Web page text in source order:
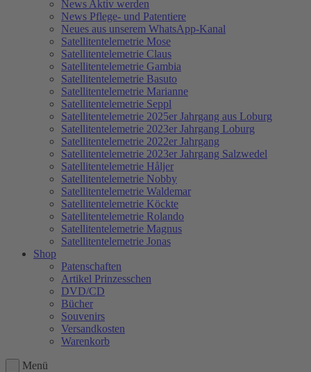
News Aktiv werden
News Pflege- und Patentiere
Neues aus unserem WhatsApp-Kanal
Satellitentelemetrie Mose
Satellitentelemetrie Claus
Satellitentelemetrie Gambia
Satellitentelemetrie Basuto
Satellitentelemetrie Marianne
Satellitentelemetrie Seppl
Satellitentelemetrie 2025er Jahrgang aus Loburg
Satellitentelemetrie 2023er Jahrgang Loburg
Satellitentelemetrie 2022er Jahrgang
Satellitentelemetrie 2023er Jahrgang Salzwedel
Satellitentelemetrie Håljer
Satellitentelemetrie Nobby
Satellitentelemetrie Waldemar
Satellitentelemetrie Köckte
Satellitentelemetrie Rolando
Satellitentelemetrie Magnus
Satellitentelemetrie Jonas
Shop
Patenschaften
Artikel Prinzesschen
DVD/CD
Bücher
Souvenirs
Versandkosten
Warenkorb
Menü